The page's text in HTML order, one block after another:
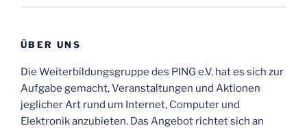
ÜBER UNS
Die Weiterbildungsgruppe des PING e.V. hat es sich zur
Aufgabe gemacht, Veranstaltungen und Aktionen
jeglicher Art rund um Internet, Computer und
Elektronik anzubieten. Das Angebot richtet sich an